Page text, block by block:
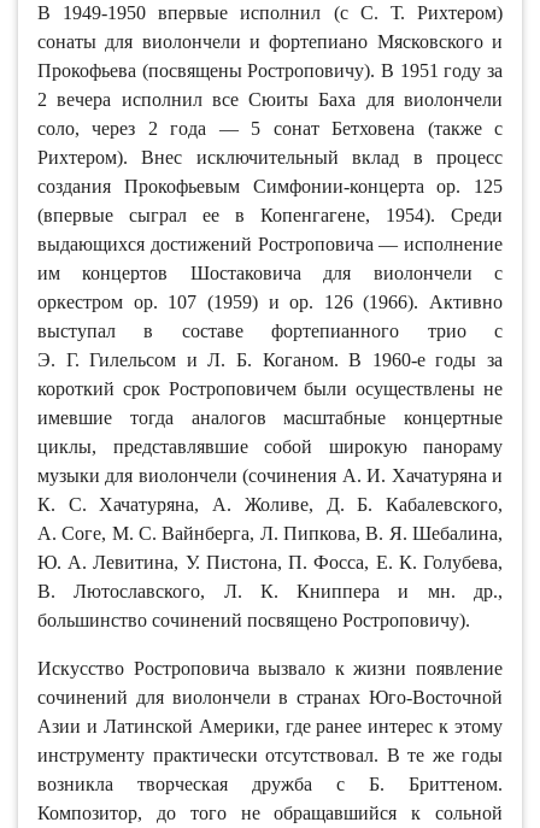
В 1949-1950 впервые исполнил (с С. Т. Рихтером)
сонаты для виолончели и фортепиано Мясковского и
Прокофьева (посвящены Ростроповичу). В 1951 году за
2 вечера исполнил все Сюиты Баха для виолончели
соло, через 2 года — 5 сонат Бетховена (также с
Рихтером). Внес исключительный вклад в процесс
создания Прокофьевым Симфонии-концерта ор. 125
(впервые сыграл ее в Копенгагене, 1954). Среди
выдающихся достижений Ростроповича — исполнение
им концертов Шостаковича для виолончели с
оркестром ор. 107 (1959) и ор. 126 (1966). Активно
выступал в составе фортепианного трио с
Э. Г. Гилельсом и Л. Б. Коганом. В 1960-е годы за
короткий срок Ростроповичем были осуществлены не
имевшие тогда аналогов масштабные концертные
циклы, представлявшие собой широкую панораму
музыки для виолончели (сочинения А. И. Хачатуряна и
К. С. Хачатуряна, А. Жоливе, Д. Б. Кабалевского,
А. Соге, М. С. Вайнберга, Л. Пипкова, В. Я. Шебалина,
Ю. А. Левитина, У. Пистона, П. Фосса, Е. К. Голубева,
В. Лютославского, Л. К. Книппера и мн. др.,
большинство сочинений посвящено Ростроповичу).
Искусство Ростроповича вызвало к жизни появление
сочинений для виолончели в странах Юго-Восточной
Азии и Латинской Америки, где ранее интерес к этому
инструменту практически отсутствовал. В те же годы
возникла творческая дружба с Б. Бриттеном.
Композитор, до того не обращавшийся к сольной